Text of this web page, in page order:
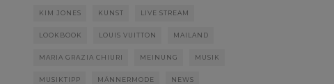
KIM JONES KUNST LIVE STREAM
LOOKBOOK LOUIS VUITTON MAILAND
MARIA GRAZIA CHIURI MEINUNG MUSIK
MUSIKTIPP MÄNNERMODE NEWS